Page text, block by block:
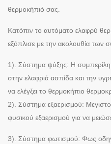
θερμοκήπιό σας.
Κατόπιν το αυτόματο ελαφρύ
εξόπλισε με την ακολουθία των
1). Σύστημα ψύξης: Η
στην ελαφριά ασπίδα και την
να ελέγξει το θερμοκήπιο
2). Σύστημα εξαερισμού:
φυσικού εξαερισμού για να
3). Σύστημα φωτισμού: Φως